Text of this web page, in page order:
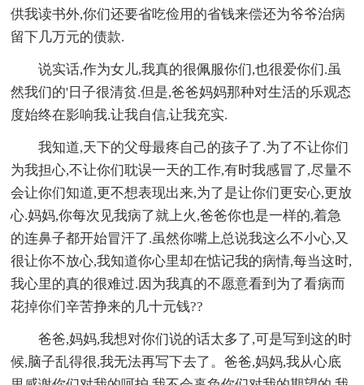
供我读书外,你们还要省吃俭用的省钱来偿还为爷爷治病
留下几万元的债款.
说实话,作为女儿,我真的很佩服你们,也很爱你们.虽
然我们的'日子很清贫.但是,爸爸妈妈那种对生活的乐观态
度始终在影响我.让我自信,让我充实.
我知道,天下的父母最疼自己的孩子了.为了不让你们
为我担心,不让你们耽误一天的工作,有时我感冒了,尽量不
会让你们知道,更不想表现出来,为了是让你们更安心,更放
心.妈妈,你每次见我病了就上火,爸爸你也是一样的,着急
的连鼻子都开始冒汗了.虽然你嘴上总说我这么不小心,又
很让你不放心,我知道你心里却在惦记我的病情,每当这时,
我心里的真的很难过.因为我真的不愿意看到为了看病而
花掉你们辛苦挣来的几十元钱??
爸爸,妈妈,我想对你们说的话太多了,可是写到这的时
候,脑子乱得很,我无法再写下去了。爸爸,妈妈,我从心底